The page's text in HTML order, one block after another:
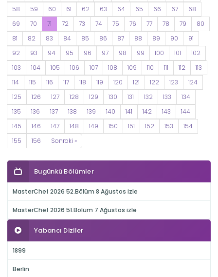
58
59 60 61 62 63 64 65 66 67
68
69
70 71 72 73 74 75 76 77 78 79
80
81
82 83 84 85 86 87 88 89 90
91
92
93 94 95 96 97 98 99 100 101
102
103
104 105 106 107 108 109 110 111 112
113
114
115 116 117 118 119 120 121 122 123
124
125
126 127 128 129 130 131 132 133
134
135
136 137 138 139 140 141 142 143
144
145
146 147 148 149 150 151 152 153
154
155
156 Sonraki »
Bugünkü Bölümler
MasterChef 2026 52.Bölüm 8 Ağustos izle
MasterChef 2026 51.Bölüm 7 Ağustos izle
Yabancı Diziler
1899
Berlin